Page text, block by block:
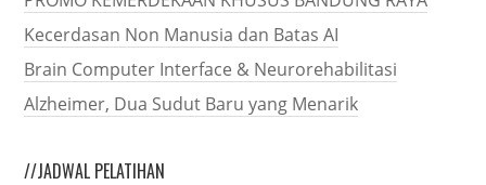
Kecerdasan Non Manusia dan Batas AI
Brain Computer Interface & Neurorehabilitasi
Alzheimer, Dua Sudut Baru yang Menarik
//JADWAL PELATIHAN